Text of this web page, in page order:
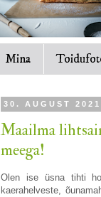
Mina
30. AUGUST 2021
Maailma
meega!
Olen ise üsna tihti
kaerahelveste,